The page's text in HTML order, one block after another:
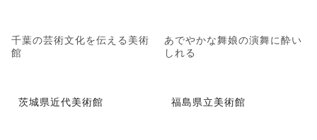
千葉の芸術文化を伝える美術
館
あでやかな舞娘の演舞に酔い
しれる
茨城県近代美術館 福島県立美術館